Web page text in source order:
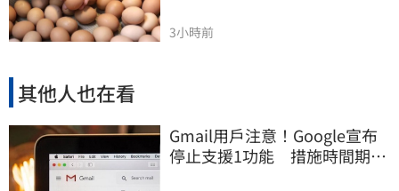
3小時前
其他人也在看
Gmail用戶注意！Google宣布
停止支援1功能 措施時間期限